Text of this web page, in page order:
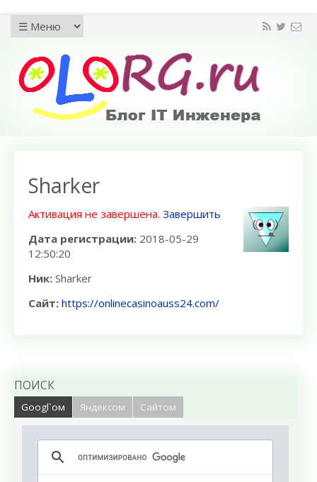
Sharker
Активация не завершена. Завершить
Дата регистрации: 2018-05-29
12:50:20
Ник: Sharker
Сайт: https://onlinecasinoauss24.com/
ПОИСК
Googl`ом Яндексом Сайтом